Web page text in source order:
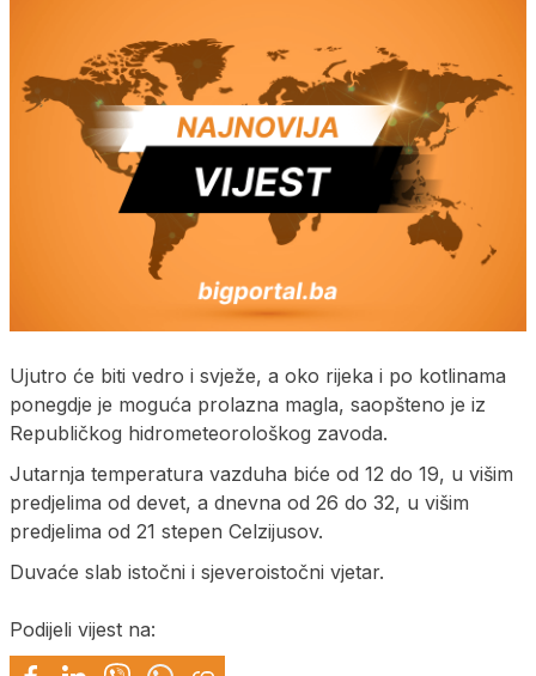
Ujutro će biti vedro i svježe, a oko rijeka i po kotlinama
ponegdje je moguća prolazna magla, saopšteno je iz
Republičkog hidrometeorološkog zavoda.
Јutarnja temperatura vazduha biće od 12 do 19, u višim
predjelima od devet, a dnevna od 26 do 32, u višim
predjelima od 21 stepen Celzijusov.
Duvaće slab istočni i sjeveroistočni vjetar.
Podijeli vijest na: